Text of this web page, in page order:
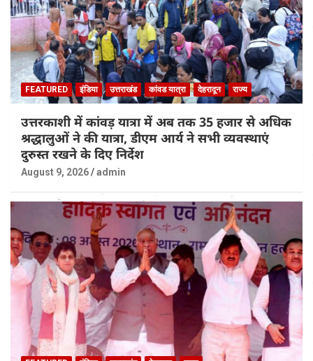
FEATURED इंडिया उत्तराखंड कांवड यात्रा देहरादून राज्य
उत्तरकाशी में कांवड़ यात्रा में अब तक 35 हजार से अधिक
श्रद्धालुओं ने की यात्रा, डीएम आर्य ने सभी व्यवस्थाएं
दुरुस्त रखने के दिए निर्देश
August 9, 2026 admin